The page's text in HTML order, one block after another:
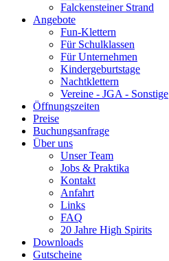
Falckensteiner Strand
Angebote
Fun-Klettern
Für Schulklassen
Für Unternehmen
Kindergeburtstage
Nachtklettern
Vereine - JGA - Sonstige
Öffnungszeiten
Preise
Buchungsanfrage
Über uns
Unser Team
Jobs & Praktika
Kontakt
Anfahrt
Links
FAQ
20 Jahre High Spirits
Downloads
Gutscheine